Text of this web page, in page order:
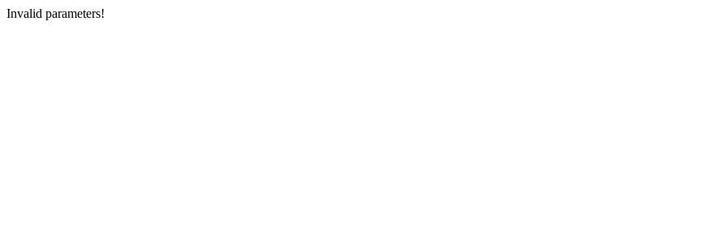
Invalid parameters!